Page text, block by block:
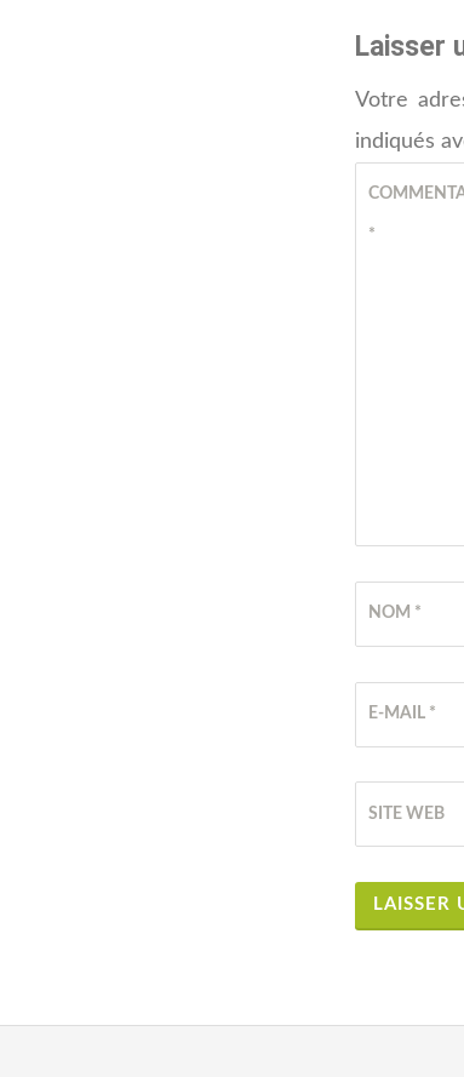
Laisser
Votre
indiqués
*
NOM *
E-MAIL *
SITE WEB